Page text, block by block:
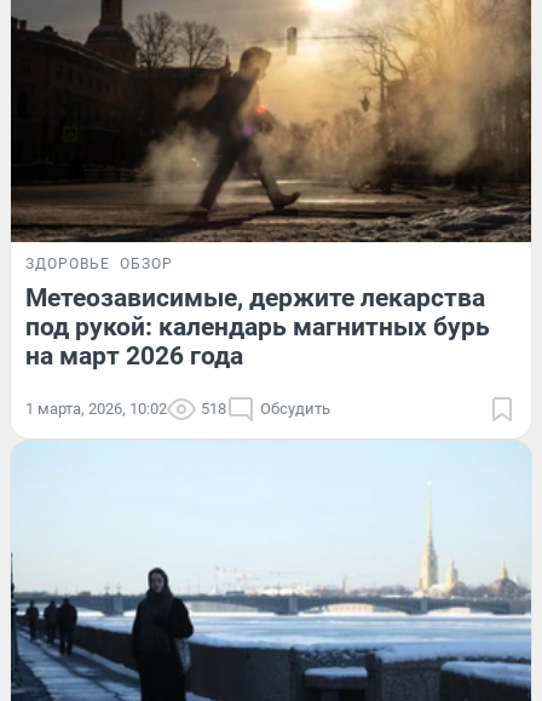
ЗДОРОВЬЕ ОБЗОР
Метеозависимые, держите лекарства
под рукой: календарь магнитных бурь
на март 2026 года
1 марта, 2026, 10:02 518 Обсудить